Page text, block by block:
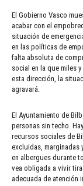
El Gobierno Vasco
acabar con el
situación de
en las políticas de
falta absoluta de
social en la que miles
esta dirección, la
agravará.
El Ayuntamiento de
personas sin techo.
recursos sociales de
excluidas, marginadas
en albergues durante
vea obligada a vivir
adecuada de atención